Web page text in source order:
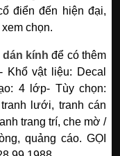
điển đến hiện đại,
chọn.
dán kính để có thêm
- Khổ vật liệu: Decal
4 lớp- Tùy chọn:
lưới, tranh cán
trang trí, che mờ /
quảng cáo. GỌI